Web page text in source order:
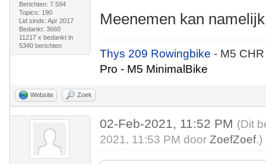
Berichten: 7.594
Topics: 190
Lid sinds: Apr 2017
Bedankt: 3660
11217 x bedankt in
5340 berichten
Meenemen kan
Thys 209 Rowingbike- M5
Pro - M5 MinimalBike
Website Zoek
02-Feb-2021, 11:52 PM (Dit
2021, 11:53 PM doorZoefZoef.)